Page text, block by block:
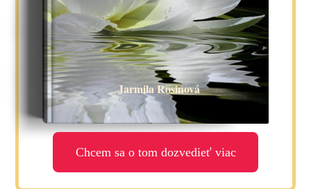
Jarmila Rosinová
Chcem sa o tom dozvedieť viac